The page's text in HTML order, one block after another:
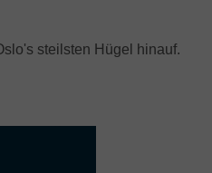
steilsten Hügel hinauf.